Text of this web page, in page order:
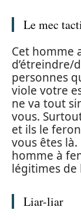
Le mec
Cet homme
d’étreindre/
personnes
viole votre
ne va tout
vous.
et ils le
vous êtes
homme à
légitimes de
Liar-liar